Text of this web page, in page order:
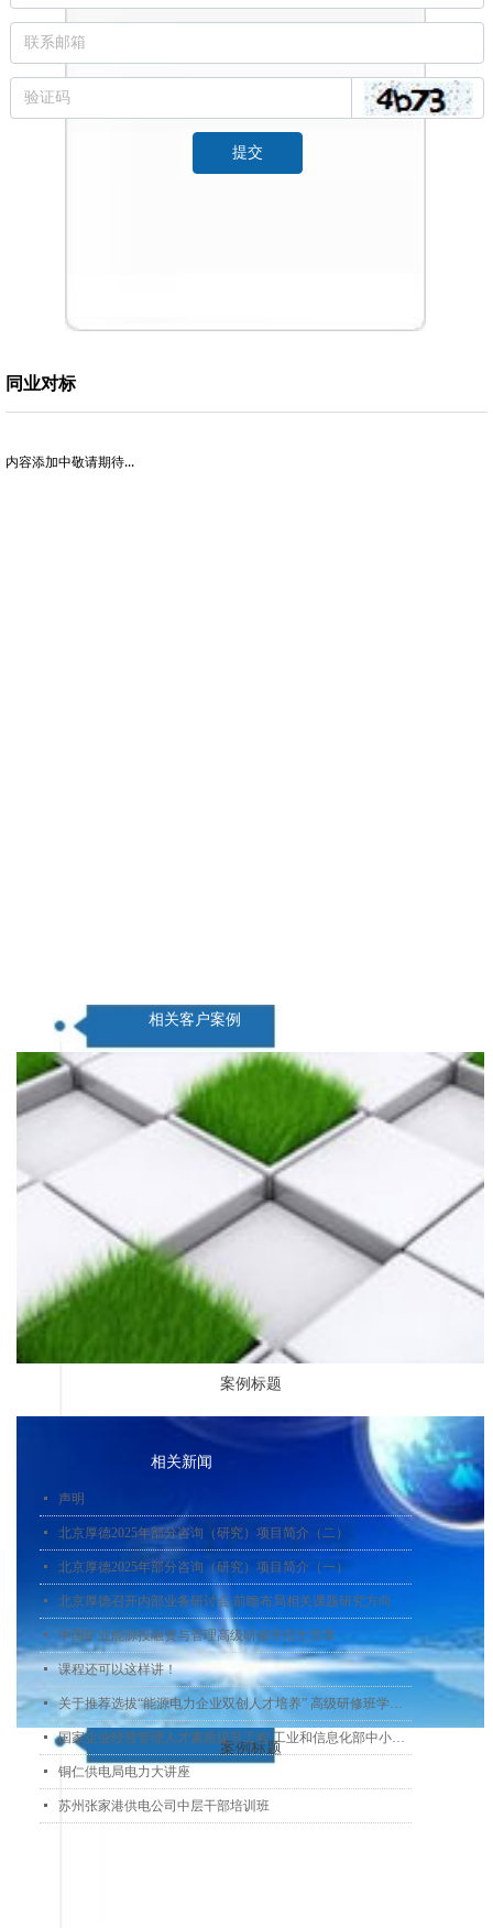
提交
同业对标
内容添加中敬请期待...
案例标题
案例标题
넷 声明
넷 北京厚德2025年部分咨询（研究）项目简介（二）
넷 北京厚德2025年部分咨询（研究）项目简介（一）
넷 北京厚德召开内部业务研讨会 前瞻布局相关课题研究方向
넷 中国矿业能源投融资与管理高级研修班招生简章
넷 课程还可以这样讲！
넷 关于推荐选拔“能源电力企业双创人才培养” 高级研修班学员的通知
넷 国家企业经营管理人才素质提升工程 工业和信息化部中小企业经营管理领军人才 促进大中小企业融通发展专题培训
넷 铜仁供电局电力大讲座
넷 苏州张家港供电公司中层干部培训班
相关客户案例
相关新闻